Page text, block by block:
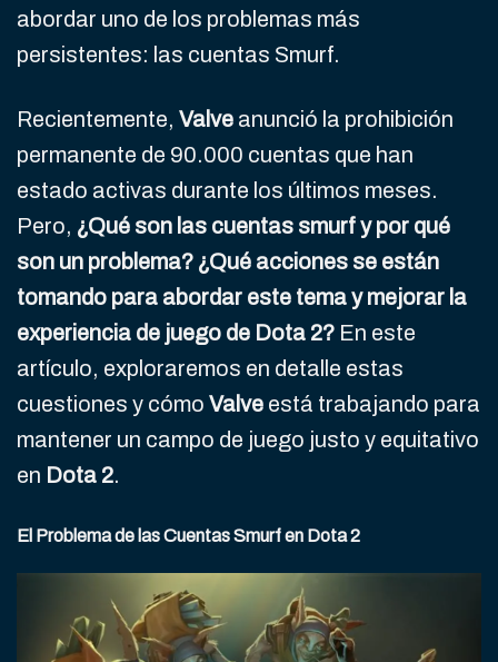
abordar uno de los problemas más
persistentes: las cuentas Smurf.
Recientemente, Valve anunció la prohibición
permanente de 90.000 cuentas que han
estado activas durante los últimos meses.
Pero, ¿Qué son las cuentas smurf y por qué
son un problema? ¿Qué acciones se están
tomando para abordar este tema y mejorar la
experiencia de juego de Dota 2? En este
artículo, exploraremos en detalle estas
cuestiones y cómo Valve está trabajando para
mantener un campo de juego justo y equitativo
en Dota 2.
El Problema de las Cuentas Smurf en Dota 2